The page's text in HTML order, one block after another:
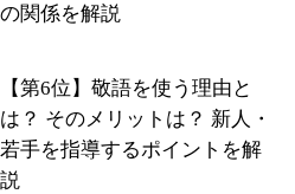
の関係を解説
【第6位】敬語を使う理由と
は？ そのメリットは？ 新人・
若手を指導するポイントを解
説